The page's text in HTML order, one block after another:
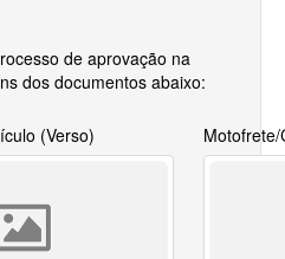
de aprovação na
dos documentos abaixo:
(Verso)